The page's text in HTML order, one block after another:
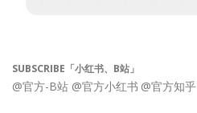
SUBSCRIBE「小红书、B站」
@官方-B站 @官方小红书 @官方知乎